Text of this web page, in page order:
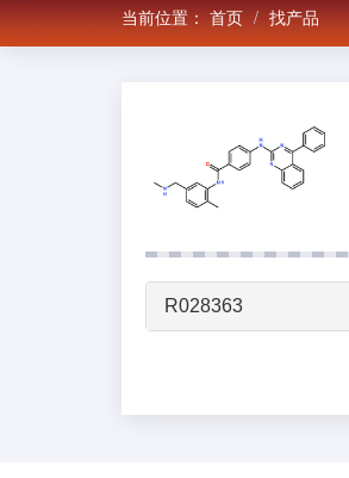
当前位置：首页 找产品
R028363